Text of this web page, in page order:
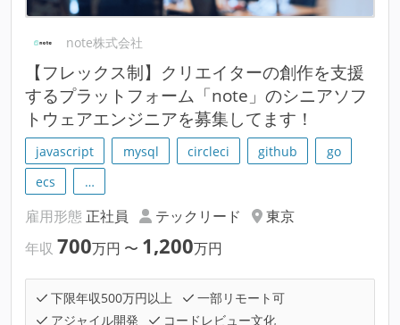
note株式会社
【フレックス制】クリエイターの創作を支援
するプラットフォーム「note」のシニアソフ
トウェアエンジニアを募集してます！
javascript mysql circleci github
go
ecs
…
雇用形態 正社員 テックリード
東京
年収 700万円 〜 1,200万円
下限年収500万円以上
一部リモート可
アジャイル開発
コードレビュー文化